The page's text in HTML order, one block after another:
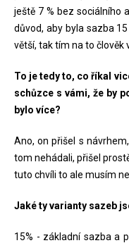
ještě 7 % bez sociálního
důvod, aby byla sazba
větší, tak tím na to člověk
To je tedy to, co říkal
schůzce s vámi, že by
bylo více?
Ano, on přišel s
tom nehádali, přišel
tuto chvíli to ale musím
Jaké ty varianty sazeb
15% - základní sazba a